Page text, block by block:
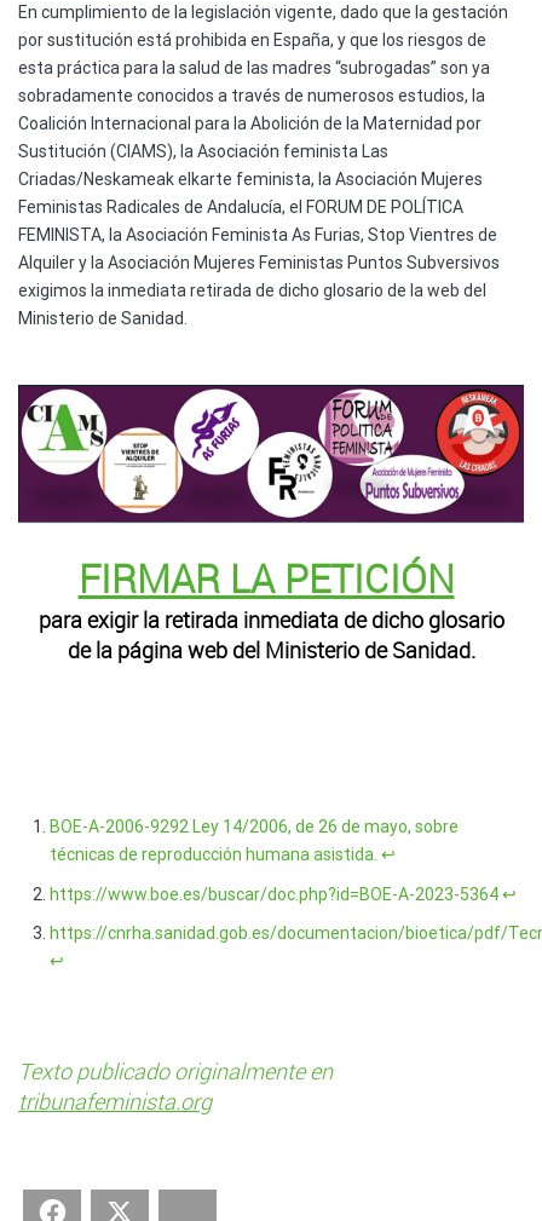
En cumplimiento de la legislación vigente, dado que la gestación
por sustitución está prohibida en España, y que los riesgos de
esta práctica para la salud de las madres “subrogadas” son ya
sobradamente conocidos a través de numerosos estudios, la
Coalición Internacional para la Abolición de la Maternidad por
Sustitución (CIAMS), la Asociación feminista Las
Criadas/Neskameak elkarte feminista, la Asociación Mujeres
Feministas Radicales de Andalucía, el FORUM DE POLÍTICA
FEMINISTA, la Asociación Feminista As Furias, Stop Vientres de
Alquiler y la Asociación Mujeres Feministas Puntos Subversivos
exigimos la inmediata retirada de dicho glosario de la web del
Ministerio de Sanidad.
FIRMAR LA PETICIÓN
para exigir la retirada inmediata de dicho glosario
de la página web del Ministerio de Sanidad.
BOE-A-2006-9292 Ley 14/2006, de 26 de mayo, sobre
técnicas de reproducción humana asistida. ↩︎
https://www.boe.es/buscar/doc.php?id=BOE-A-2023-5364 ↩︎
https://cnrha.sanidad.gob.es/documentacion/bioetica/pdf/
↩︎
Texto publicado originalmente en
tribunafeminista.org
Facebook